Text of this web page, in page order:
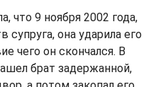
что 9 ноября 2002 года,
она ударила его
чего он скончался. В
брат задержанной,